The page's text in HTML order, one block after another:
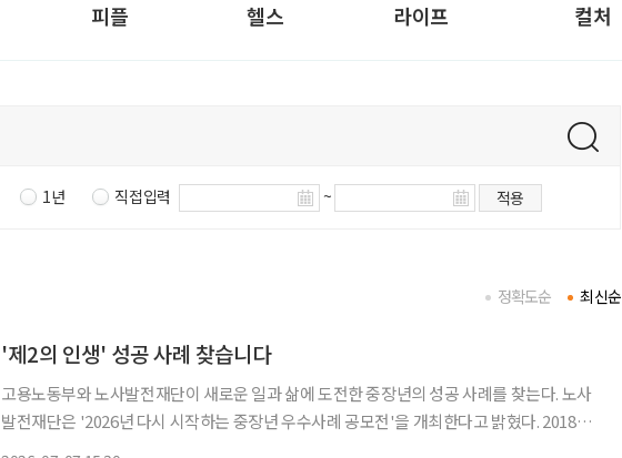
피플 헬스 라이프 컬처
1년 직접입력 ~ 적용
최신순
정확도순
'제2의 인생' 성공 사례 찾습니다
고용노동부와 노사발전재단이 새로운 일과 삶에 도전한 중장년의 성공 사례를 찾는다. 노사
발전재단은 '2026년 다시 시작하는 중장년 우수사례 공모전'을 개최한다고 밝혔다. 2018년